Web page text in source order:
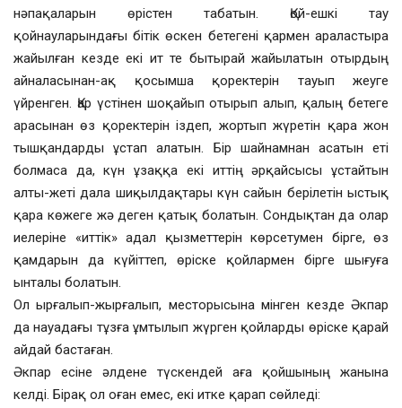
нәпақаларын өрістен табатын. Қой-ешкі тау
қойнауларындағы бітік өскен бетегені қармен араластыра
жайылған кезде екі ит те бытырай жайылатын отырдың
айналасынан-ақ қосымша қоректерін тауып жеуге
үйренген. Қар үстінен шоқайып отырып алып, қалың бетеге
арасынан өз қоректерін іздеп, жортып жүретін қара жон
тышқандарды ұстап алатын. Бір шайнамнан асатын еті
болмаса да, күн ұзаққа екі иттің әрқайсысы ұстайтын
алты-жеті дала шиқылдақтары күн сайын берілетін ыстық
қара көжеге жә деген қатық болатын. Сондықтан да олар
иелеріне «иттік» адал қызметтерін көрсетумен бірге, өз
қамдарын да күйіттеп, өріске қойлармен бірге шығуға
ынталы болатын.
Ол ырғалып-жырғалып, месторысына мінген кезде Әкпар
да науадағы тұзға ұмтылып жүрген қойларды өріске қарай
айдай бастаған.
Әкпар есіне әлдене түскендей аға қойшының жанына
келді. Бірақ ол оған емес, екі итке қарап сөйледі: